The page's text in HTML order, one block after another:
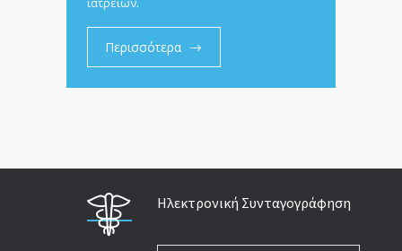
Περισσότερα
Ηλεκτρονική Συνταγογράφηση